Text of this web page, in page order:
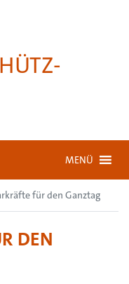
MENÜ
für den Ganztag
DEN